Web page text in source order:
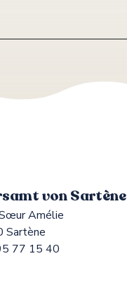
von Sartène
Amélie
Sartène
77 15 40